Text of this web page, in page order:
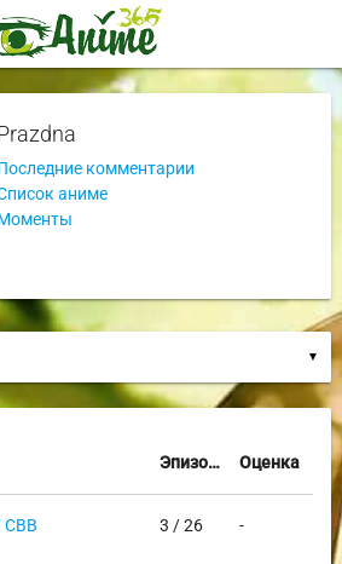
комментарии
аниме
▼
Эпизоды Оценка
3 / 26 -